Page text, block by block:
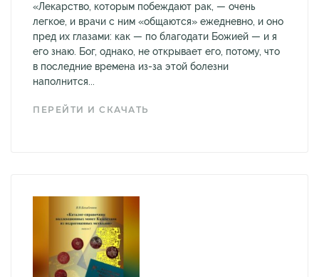
«Лекарство, которым побеждают рак, — очень
легкое, и врачи с ним «общаются» ежедневно, и оно
пред их глазами: как — по благодати Божией — и я
его знаю. Бог, однако, не открывает его, потому, что
в последние времена из-за этой болезни
наполнится...
ПЕРЕЙТИ И СКАЧАТЬ